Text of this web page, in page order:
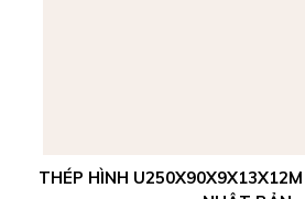
THÉP HÌNH